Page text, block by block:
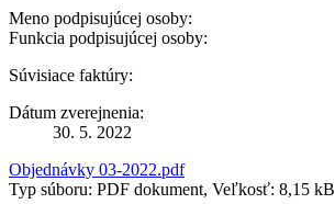
Meno podpisujúcej osoby:
Funkcia podpisujúcej osoby:
Súvisiace faktúry:
Dátum zverejnenia:
30. 5. 2022
Objednávky 03-2022.pdf
Typ súboru: PDF dokument, Veľkosť: 8,15 kB